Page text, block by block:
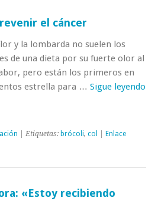
el cáncer
y la lombarda no suelen los
de una dieta por su fuerte olor al
pero están los primeros en
estrella para … Sigue leyendo
| Etiquetas: brócoli, col
Enlace
«Estoy recibiendo